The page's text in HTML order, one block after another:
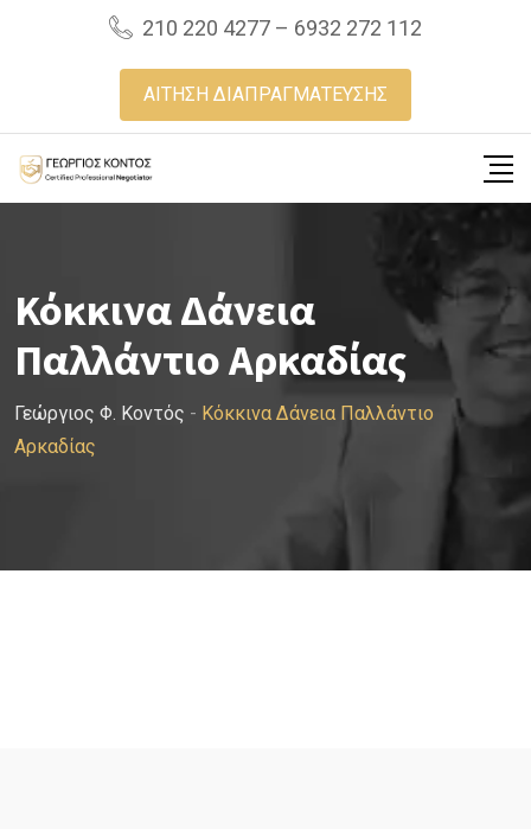
210 220 4277 – 6932 272 112
ΑΙΤΗΣΗ ΔΙΑΠΡΑΓΜΑΤΕΥΣΗΣ
Κόκκινα Δάνεια
Παλλάντιο Αρκαδίας
Γεώργιος Φ. Κοντός - Κόκκινα Δάνεια Παλλάντιο
Αρκαδίας